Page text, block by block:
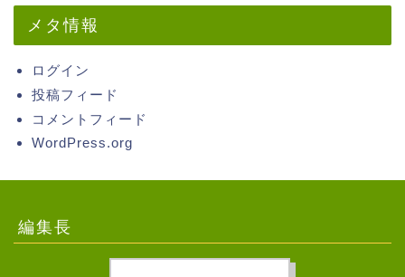
メタ情報
ログイン
投稿フィード
コメントフィード
WordPress.org
編集長